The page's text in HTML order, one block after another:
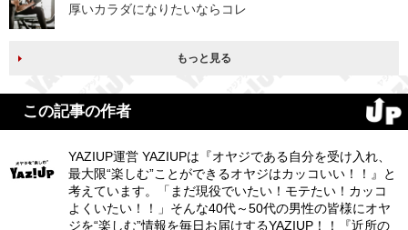
厚いカラダになりたいならコレ
もっと見る
この記事の作者
YAZIUP運営 YAZIUPは『オヤジである自分を受け入れ、
最大限“楽しむ”ことができるオヤジはカッコいい！！』と
考えています。「まだ現役でいたい！モテたい！カッコ
よくいたい！！」そんな40代～50代の男性の皆様にオヤ
ジを“楽しむ”情報を毎日お届けするYAZIUP！！『近所の